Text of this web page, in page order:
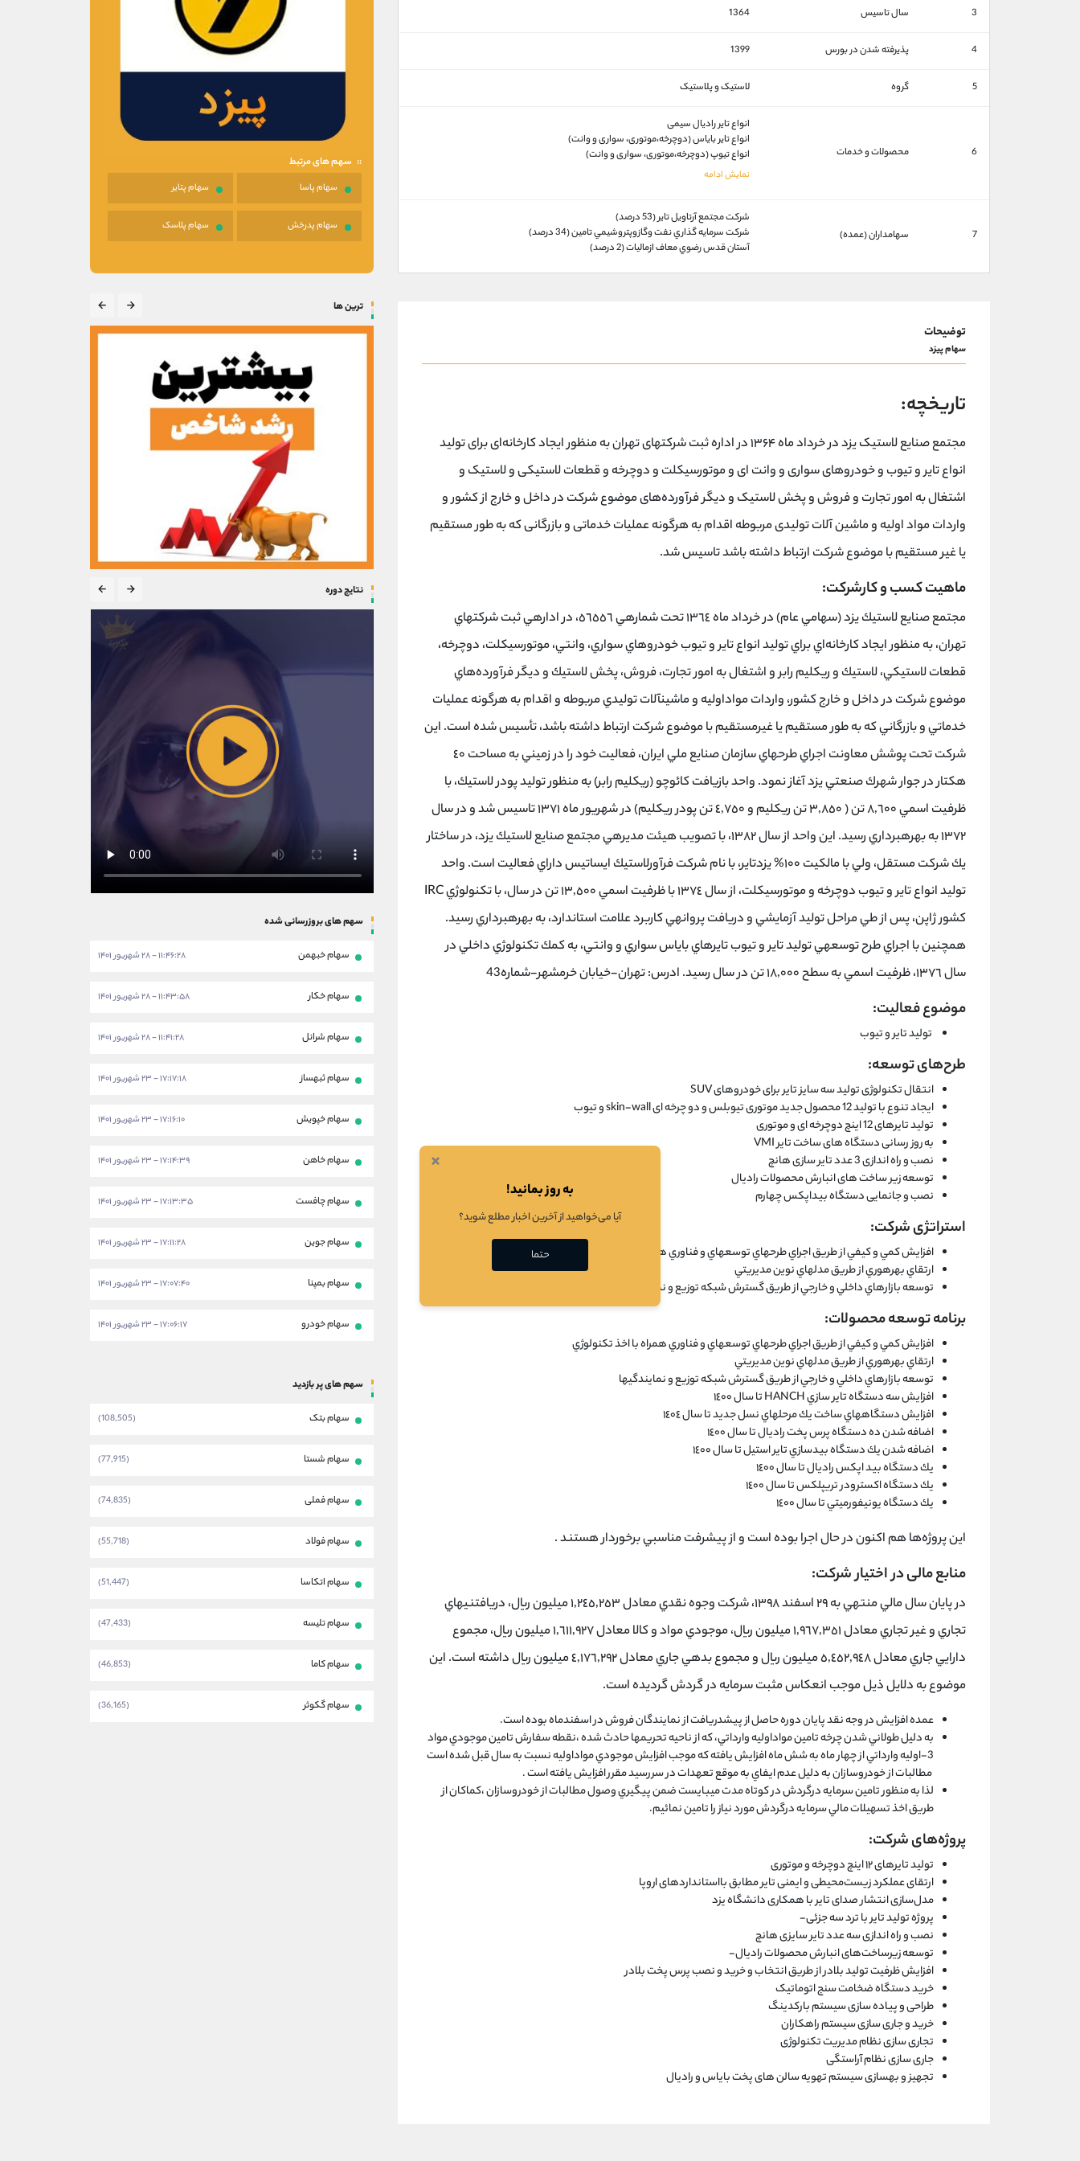
3 سال تاسیس 1364
4 پذیرفته شدن در بورس 1399
5 گروه لاستیک و پلاستیک
6 محصولات و خدمات
انواع تاير راديال سيمی
انواع تاير باياس (دوچرخه،موتوری، سواری و وانت)
انواع تيوپ (دوچرخه،موتوری، سواری و وانت)
7 سهامداران (عمده)
شركت مجتمع آرتاويل تاير (53 درصد)
شركت سرمايه گذاري نفت وگازوپتروشيمي تامين (34 درصد)
آستان قدس رضوي معاف ازماليات (2 درصد)
سهم های مرتبط
سهام پاسا سهام پتایر
سهام پدرخش سهام پلاسک
توضیحات
سهام پیزد
تاریخچه:
مجتمع صنایع لاستیک یزد در خرداد ماه ۱۳۶۴ در اداره ثبت شرکتهای تهران به منظور ایجاد کارخانه‌ای برای تولید
انواع تایر و تیوب و خودروهای سواری و وانت ای و موتورسیکلت و دوچرخه و قطعات لاستیکی و لاستیک و
اشتغال به امور تجارت و فروش و پخش لاستیک و دیگر فرآورده‌های موضوع شرکت در داخل و خارج از کشور و
واردات مواد اولیه و ماشین آلات تولیدی مربوطه اقدام به هرگونه عملیات خدماتی و بازرگانی که به طور مستقیم
یا غیر مستقیم با موضوع شرکت ارتباط داشته باشد تاسیس شد.
ماهیت کسب و کارشرکت:‌
مجتمع صنايع لاستيك يزد (سهامي عام) در خرداد ماه ١٣٦٤ تحت شمارهي ٥٦٥٥٦، در ادارهي ثبت شركتهاي
تهران، به منظور ايجاد كارخانه‌اي براي توليد انواع تاير و تيوب خودروهاي سواري، وانتي، موتورسيكلت، دوچرخه،
قطعات لاستيكي، لاستيك و ريكليم رابر و اشتغال به امور تجارت، فروش، پخش لاستيك و ديگر فرآورده‌هاي
موضوع شركت در داخل و خارج كشور، واردات مواداوليه و ماشينآلات توليدي مربوطه و اقدام به هرگونه عمليات
خدماتي و بازرگاني كه به طور مستقيم يا غيرمستقيم با موضوع شركت ارتباط داشته باشد، تأسيس شده است. اين
شركت تحت پوشش معاونت اجراي طرحهاي سازمان صنايع ملي ايران، فعاليت خود را در زميني به مساحت ٤٠
هكتار در جوار شهرك صنعتي يزد آغاز نمود. واحد بازيافت كائوچو (ريكليم رابر) به منظور توليد پودر لاستيك، با
ظرفيت اسمي ٨,٦٠٠ تن ( ٣,٨٥٠ تن ريكليم و ٤,٧٥٠ تن پودر ريكليم) در شهريور ماه ١٣٧١ تاسيس شد و در سال
١٣٧٢ به بهرهبرداري رسيد. اين واحد از سال ١٣٨٢، با تصويب هيئت مديرهي مجتمع صنايع لاستيك يزد، در ساختار
يك شركت مستقل، ولي با مالكيت ١٠٠% يزدتاير، با نام شركت فرآورلاستيك ايساتيس داراي فعاليت است. واحد
توليد انواع تاير و تيوب دوچرخه و موتورسيكلت، از سال ١٣٧٤ با ظرفيت اسمي ١٣,٥٠٠ تن در سال، با تكنولوژي IRC
كشور ژاپن، پس از طي مراحل توليد آزمايشي و دريافت پروانهي كاربرد علامت استاندارد، به بهرهبرداري رسيد.
همچنين با اجراي طرح توسعهي توليد تاير و تيوب تايرهاي باياس سواري و وانتي، به كمك تكنولوژي داخلي در
سال ١٣٧٦، ظرفيت اسمي به سطح ١٨,٠٠٠ تن در سال رسيد. ادرس: تهران-خیابان خرمشهر-شماره43
موضوع فعالیت:
تولید تایر و تیوب
طرح‌های توسعه:
انتقال تکنولوژی تولید سه سایز تایر برای خودروهای SUV
ایجاد تنوع با تولید 12 محصول جدید موتوری تیوبلس و دو چرخه ای skin-wall و تیوب
تولید تایرهای 12 اینچ دوچرخه ای و موتوری
به روز رسانی دستگاه های ساخت تایر VMI
نصب و راه اندازی 3 عدد تایر سازی هانچ
توسعه زیر ساخت های انبارش محصولات رادیال
نصب و جانمایی دستگاه بیداپکس چهارم
استراتژی شرکت:
افزايش كمي و كيفي از طريق اجراي طرحهاي توسعهاي و فناوري همراه با اخذ تكنولوژي
ارتقاي بهرهوري از طريق مدلهاي نوين مديريتي
توسعه بازارهاي داخلي و خارجي از طريق گسترش شبكه توزيع و نمايندگيها
برنامه توسعه محصولات:
افزايش كمي و كيفي از طريق اجراي طرحهاي توسعهاي و فناوري همراه با اخذ تكنولوژي
ارتقاي بهرهوري از طريق مدلهاي نوين مديريتي
توسعه بازارهاي داخلي و خارجي از طريق گسترش شبكه توزيع و نمايندگيها
افزايش سه دستگاه تاير سازي HANCH تا سال ١٤٠٠
افزايش دستگاههاي ساخت يك مرحلهاي نسل جديد تا سال ١٤٠٤
اضافه شدن ده دستگاه پرس پخت راديال تا سال ١٤٠٠
اضافه شدن يك دستگاه بيدسازي تاير استيل تا سال ١٤٠٠
يك دستگاه بيد اپكس راديال تا سال ١٤٠٠
يك دستگاه اكسترودر تريپلكس تا سال ١٤٠٠
يك دستگاه يونيفورميتي تا سال ١٤٠٠
اين پروژه‌ها هم اكنون در حال اجرا بوده است و از پيشرفت مناسبي برخوردار هستند .
منابع مالی در اختیار شرکت:
در پايان سال مالي منتهي به ٢٩ اسفند ١٣٩٨، شركت وجوه نقدي معادل ١,٢٤٥,٢٥٣ ميليون ريال، دريافتنيهاي
تجاري و غير تجاري معادل ١,٩٦٧,٣٥١ ميليون ريال، موجودي مواد و كالا معادل ١,٦١١,٩٢٧ ميليون ريال، مجموع
دارايي جاري معادل ٥,٤٥٢,٩٤٨ ميليون ريال و مجموع بدهي جاري معادل ٤,١٧٦,٢٩٢ ميليون ريال داشته است. اين
موضوع به دلايل ذيل موجب انعكاس مثبت سرمايه در گردش گرديده است.
عمده افزايش در وجه نقد پايان دوره حاصل از پيشدريافت از نمايندگان فروش در اسفندماه بوده است.
به دليل طولاني شدن چرخه تامين مواداوليه وارداتي، كه از ناحيه تحريمها حادث شده ،نقطه سفارش تامين موجودي مواد
3-اوليه وارداتي از چهار ماه به شش ماه افزايش يافته كه موجب افزايش موجودي مواداوليه نسبت به سال قبل شده است
مطالبات از خودروسازان به دليل عدم ايفاي به موقع تعهدات در سررسيد مقرر افزايش يافته است .
لذا به منظور تامين سرمايه درگردش در كوتاه مدت ميبايست ضمن پيگيري وصول مطالبات از خودروسازان ،كماكان از
طريق اخذ تسهيلات مالي سرمايه درگردش مورد نياز را تامين نمائيم.
پروژه‌های شرکت:
تولید تایرهای ۱۲ اینچ دوچرخه و موتوری
ارتقای عملکرد زیست‌محیطی و ایمنی تایر مطابق بااستانداردهای اروپا
مدل‌سازی انتشار صدای تایر با همکاری دانشگاه یزد
پروژه تولید تایر با ترد سه جزئی-
نصب و راه اندازی سه عدد تایر سایزی هانچ
توسعه زیرساخت‌های انبارش محصولات رادیال-
افزایش ظرفیت تولید بلادر از طریق انتخاب و خرید و نصب پرس پخت بلادر
خرید دستگاه ضخامت سنج اتوماتیک
طراحی و پیاده سازی سیستم بارکدینگ
خرید و جاری سازی سیستم راهکاران
تجاری سازی نظام مدیریت تکنولوژی
جاری سازی نظام آراستگی
تجهیز و بهسازی سیستم تهویه سالن های پخت بایاس و رادیال
ترین ها
نتایج دوره
سهم های بروزرسانی شده
سهام خبهمن ۱۱:۴۶:۲۸ - ۲۸ شهریور ۱۴۰۱
سهام خکار ۱۱:۴۳:۵۸ - ۲۸ شهریور ۱۴۰۱
سهام شرانل ۱۱:۴۱:۲۸ - ۲۸ شهریور ۱۴۰۱
سهام ثبهساز ۱۷:۱۷:۱۸ - ۲۳ شهریور ۱۴۰۱
سهام خپویش ۱۷:۱۶:۱۰ - ۲۳ شهریور ۱۴۰۱
سهام خاهن ۱۷:۱۴:۳۹ - ۲۳ شهریور ۱۴۰۱
سهام چافست ۱۷:۱۳:۳۵ - ۲۳ شهریور ۱۴۰۱
سهام جوین ۱۷:۱۱:۲۸ - ۲۳ شهریور ۱۴۰۱
سهام بمپنا ۱۷:۰۷:۴۰ - ۲۳ شهریور ۱۴۰۱
سهام خودرو ۱۷:۰۶:۱۷ - ۲۳ شهریور ۱۴۰۱
سهم های پر بازدید
سهام بتک (108,505)
سهام شستا (77,915)
سهام فملی (74,835)
سهام فولاد (55,718)
سهام اتکاسا (51,447)
سهام تلیسه (47,433)
سهام کاما (46,853)
سهام گکوثر (36,165)
×
به روز بمانید!
آیا می‌خواهید از آخرین اخبار مطلع شوید؟
حتما